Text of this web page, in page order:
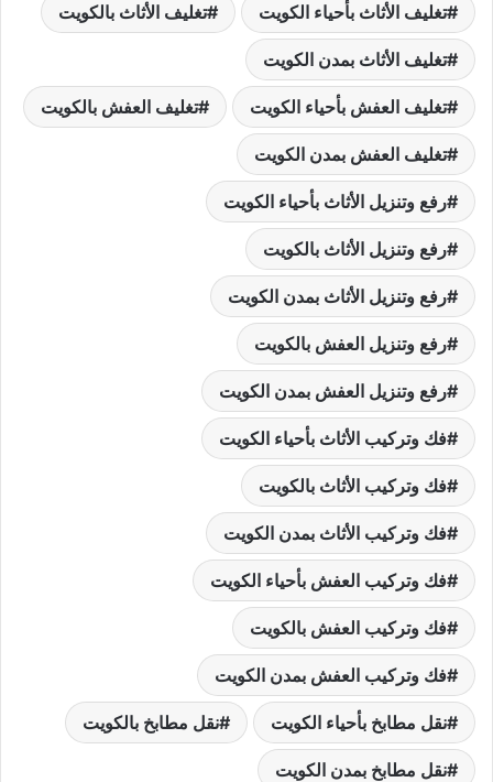
تغليف الأثاث بأحياء الكويت تغليف الأثاث بالكويت
تغليف الأثاث بمدن الكويت
تغليف العفش بأحياء الكويت تغليف العفش بالكويت
تغليف العفش بمدن الكويت
رفع وتنزيل الأثاث بأحياء الكويت
رفع وتنزيل الأثاث بالكويت
رفع وتنزيل الأثاث بمدن الكويت
رفع وتنزيل العفش بالكويت
رفع وتنزيل العفش بمدن الكويت
فك وتركيب الأثاث بأحياء الكويت
فك وتركيب الأثاث بالكويت
فك وتركيب الأثاث بمدن الكويت
فك وتركيب العفش بأحياء الكويت
فك وتركيب العفش بالكويت
فك وتركيب العفش بمدن الكويت
نقل مطابخ بأحياء الكويت نقل مطابخ بالكويت
نقل مطابخ بمدن الكويت